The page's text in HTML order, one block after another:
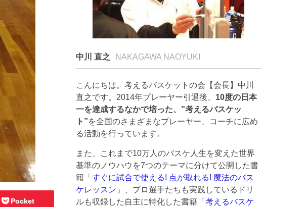
Pocket
中川 直之 NAKAGAWA NAOYUKI
こんにちは。考えるバスケットの会【会長】中川
直之です。2014年プレーヤー引退後、 10度の日本
一を達成するなかで培った、”考えるバスケッ
ト”を全国のさまざまなプレーヤー、コーチに広め
る活動を行っています。
また、これまで10万人のバスケ人生を変えた世界
基準のノウハウを7つのテーマに分けて公開した書
籍「すぐに試合で使える! 点が取れる! 魔法のバス
ケレッスン 」、プロ選手たちも実践しているドリ
ルも収録した自主に特化した書籍「考えるバスケ